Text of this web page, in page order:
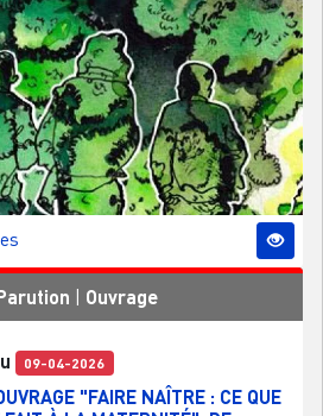
Ouvrage
09-04-2026
"FAIRE NAÎTRE : CE QUE